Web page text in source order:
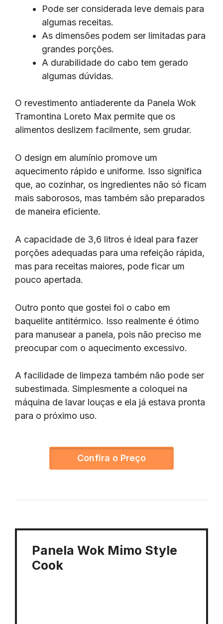
Pode ser considerada leve demais para
algumas receitas.
As dimensões podem ser limitadas para
grandes porções.
A durabilidade do cabo tem gerado
algumas dúvidas.
O revestimento antiaderente da Panela Wok
Tramontina Loreto Max permite que os
alimentos deslizem facilmente, sem grudar.
O design em alumínio promove um
aquecimento rápido e uniforme. Isso significa
que, ao cozinhar, os ingredientes não só ficam
mais saborosos, mas também são preparados
de maneira eficiente.
A capacidade de 3,6 litros é ideal para fazer
porções adequadas para uma refeição rápida,
mas para receitas maiores, pode ficar um
pouco apertada.
Outro ponto que gostei foi o cabo em
baquelite antitérmico. Isso realmente é ótimo
para manusear a panela, pois não preciso me
preocupar com o aquecimento excessivo.
A facilidade de limpeza também não pode ser
subestimada. Simplesmente a coloquei na
máquina de lavar louças e ela já estava pronta
para o próximo uso.
Confira o Preço
Panela Wok Mimo Style
Cook